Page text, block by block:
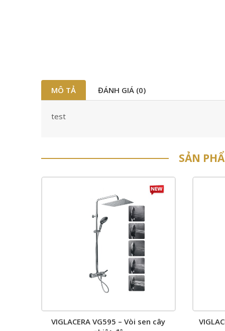
MÔ TẢ ĐÁNH GIÁ (0)
test
SẢN
VIGLACERA VG595 – Vòi sen cây